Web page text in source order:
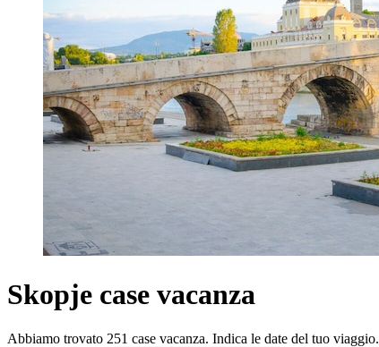
Skopje case vacanza
Abbiamo trovato 251 case vacanza. Indica le date del tuo viaggio.